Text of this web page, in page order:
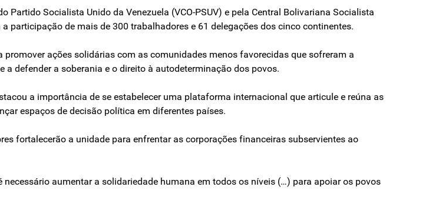
Partido Socialista Unido da Venezuela (VCO-PSUV) e pela Central Bolivariana Socialista
participação de mais de 300 trabalhadores e 61 delegações dos cinco continentes.
ações solidárias com as comunidades menos favorecidas que sofreram a
defender a soberania e o direito à autodeterminação dos povos.
a importância de se estabelecer uma plataforma internacional que articule e reúna as
espaços de decisão política em diferentes países.
fortalecerão a unidade para enfrentar as corporações financeiras subservientes ao
aumentar a solidariedade humana em todos os níveis (…) para apoiar os povos